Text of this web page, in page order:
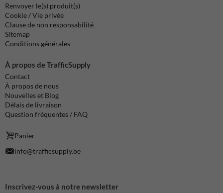
Renvoyer le(s) produit(s)
Cookie / Vie privée
Clause de non responsabilité
Sitemap
Conditions générales
À propos de TrafficSupply
Contact
À propos de nous
Nouvelles et Blog
Délais de livraison
Question fréquentes / FAQ
Panier
info@trafficsupply.be
Inscrivez-vous à notre newsletter